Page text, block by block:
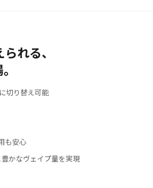
れる、
切り替え可能
も安心
かなヴェイプ量を実現